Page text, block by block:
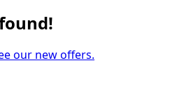
our new offers.